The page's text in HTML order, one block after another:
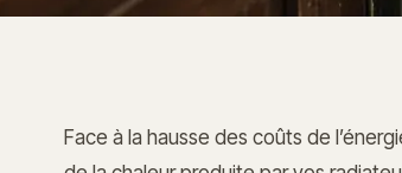
Face à la hausse des coûts de